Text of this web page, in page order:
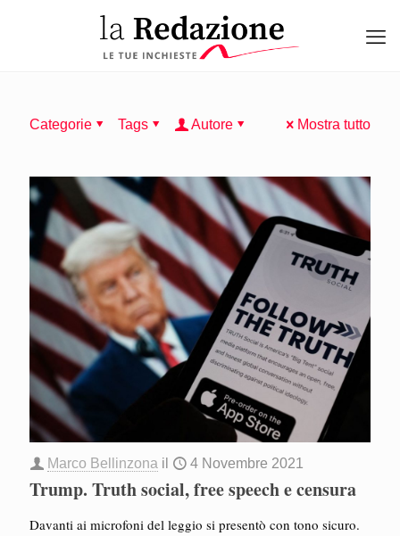
Categorie Tags Autore Mostra tutto
Marco Bellinzona il 4 Novembre 2021
Trump. Truth social, free speech e censura
Davanti ai microfoni del leggio si presentò con tono sicuro.